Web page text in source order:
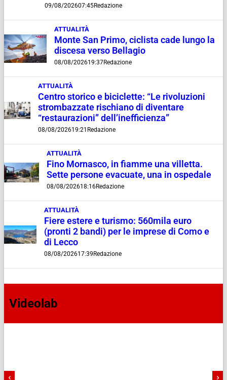
09/08/202607:45Redazione
ATTUALITÀ
Monte San Primo, ciclista cade lungo la
discesa verso Bellagio
08/08/202619:37Redazione
ATTUALITÀ
Centro storico e biciclette: “Le rivoluzioni
strombazzate rischiano di diventare
“restaurazioni” dell’inefficienza”
08/08/202619:21 Redazione
ATTUALITÀ
Fino Mornasco, in fiamme una villetta.
Sette persone evacuate, una in ospedale
08/08/202618:16Redazione
ATTUALITÀ
Fiere estere e turismo: 560mila euro
(pronti 2 bandi) per le imprese di Como e
di Lecco
08/08/202617:39 Redazione
Videolab
‹ ›